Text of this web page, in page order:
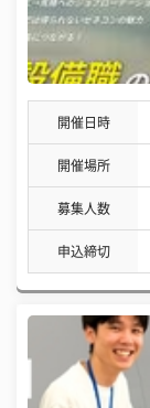
開催日時
開催場所
募集人数
申込締切